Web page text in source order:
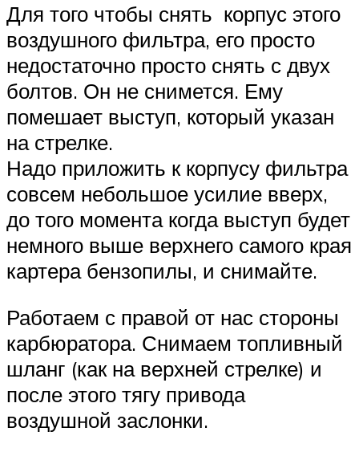
Для того чтобы снять корпус этого
воздушного фильтра, его просто
недостаточно просто снять с двух
болтов. Он не снимется. Ему
помешает выступ, который указан
на стрелке.
Надо приложить к корпусу фильтра
совсем небольшое усилие вверх,
до того момента когда выступ будет
немного выше верхнего самого края
картера бензопилы, и снимайте.
Работаем с правой от нас стороны
карбюратора. Снимаем топливный
шланг (как на верхней стрелке) и
после этого тягу привода
воздушной заслонки.